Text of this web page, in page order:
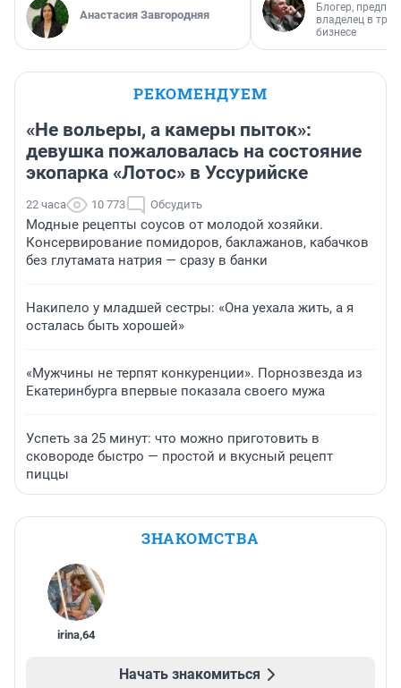
Анастасия Завгородняя
Блогер,
владелец в
бизнесе
РЕКОМЕНДУЕМ
«Не вольеры, а камеры пыток»:
девушка пожаловалась на состояние
экопарка «Лотос» в Уссурийске
22 часа 10 773 Обсудить
Модные рецепты соусов от молодой хозяйки.
Консервирование помидоров, баклажанов, кабачков
без глутамата натрия — сразу в банки
Накипело у младшей сестры: «Она уехала жить, а я
осталась быть хорошей»
«Мужчины не терпят конкуренции». Порнозвезда из
Екатеринбурга впервые показала своего мужа
Успеть за 25 минут: что можно приготовить в
сковороде быстро — простой и вкусный рецепт
пиццы
ЗНАКОМСТВА
irina,64
Начать знакомиться